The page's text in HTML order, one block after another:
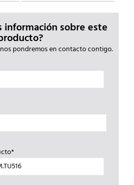
información sobre este
pondremos en contacto contigo.